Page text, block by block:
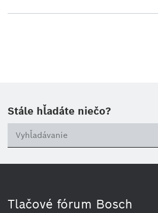
Stále hľadáte niečo?
Tlačové fórum Bosch